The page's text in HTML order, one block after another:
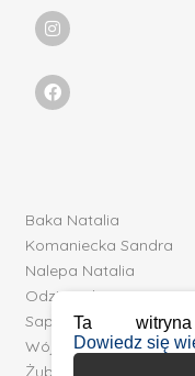
Baka Natalia
Komaniecka Sandra
Nalepa Natalia
Odziomek Kacper
Sapuła Paulina
Wójcik Patrycja
Ta
Dowiedz się